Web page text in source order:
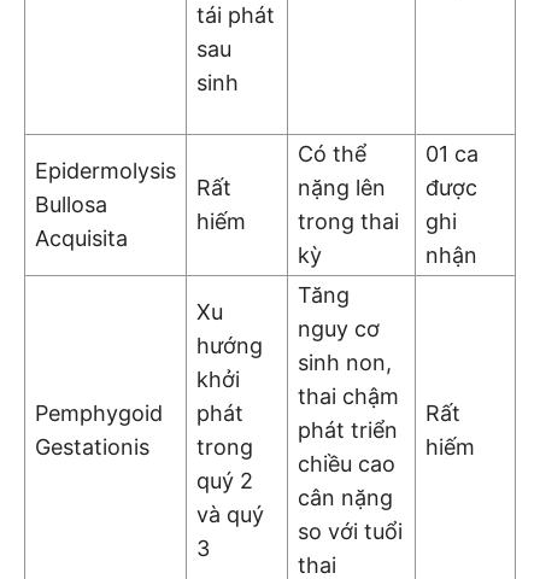
tái phát
sau
sinh
Epidermolysis
Bullosa
Acquisita
Rất
hiếm
Có thể
nặng lên
trong thai
kỳ
01 ca
được
ghi
nhận
Pemphygoid
Gestationis
Xu
hướng
khởi
phát
trong
quý 2
và quý
3
Tăng
nguy cơ
sinh non,
thai chậm
phát triển
chiều cao
cân nặng
so với tuổi
thai
Rất
hiếm